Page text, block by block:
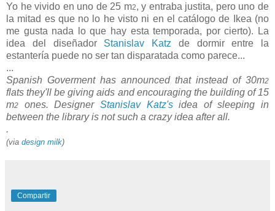
Yo he vivido en uno de 25 m2, y entraba justita, pero uno de
la mitad es que no lo he visto ni en el catálogo de Ikea (no
me gusta nada lo que hay esta temporada, por cierto). La
idea del diseñador Stanislav Katz de dormir entre la
estantería puede no ser tan disparatada como parece...
...
Spanish Goverment has announced that instead of 30m2
flats they'll be giving aids and encouraging the building of 15
m2 ones. Designer Stanislav Katz'sidea of sleeping in
between the library is not such a crazy idea after all.
.
(via design milk)
Compartir